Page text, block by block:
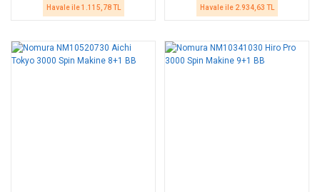
Havale ile 1.115,78 TL Havale ile 2.934,63 TL